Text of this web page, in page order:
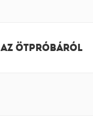
AZ ÖTPRÓBÁRÓL